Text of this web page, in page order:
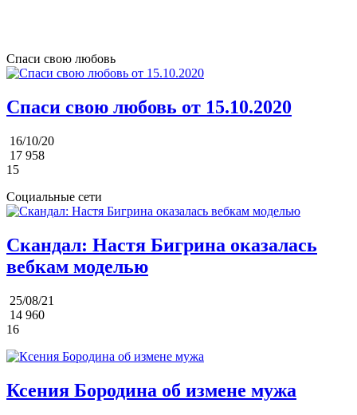
Спаси свою любовь
Спаси свою любовь от 15.10.2020
16/10/20
17 958
15
Социальные сети
Скандал: Настя Бигрина оказалась
вебкам моделью
25/08/21
14 960
16
Ксения Бородина об измене мужа